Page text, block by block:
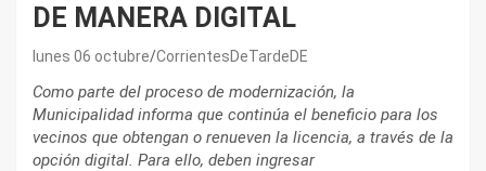
DE MANERA DIGITAL
lunes 06 octubre CorrientesDeTardeDE
Como parte del proceso de modernización, la
Municipalidad informa que continúa el beneficio para los
vecinos que obtengan o renueven la licencia, a través de la
opción digital. Para ello, deben ingresar